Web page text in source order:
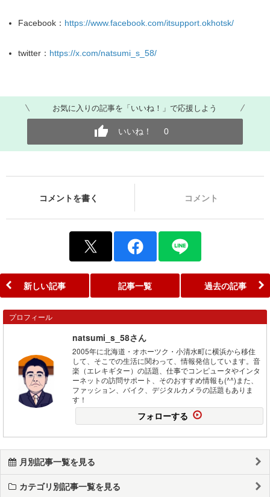
Facebook： https://www.facebook.com/itsupport.okhotsk/
twitter： https://x.com/natsumi_s_58/
お気に入りの記事を「いいね！」で応援しよう
いいね！ 0
コメントを書く コメント
新しい記事 記事一覧 過去の記事
プロフィール
natsumi_s_58さん
2005年に北海道・オホーツク・小清水町に横浜から移住
して、そこでの生活に関わって、情報発信しています。音
楽（エレキギター）の話題、仕事でコンピュータやインタ
ーネットの訪問サポート、そのおすすめ情報も(^^)また、
ファッション、バイク、デジタルカメラの話題もありま
す！
フォローする
月別記事一覧を見る
カテゴリ別記事一覧を見る